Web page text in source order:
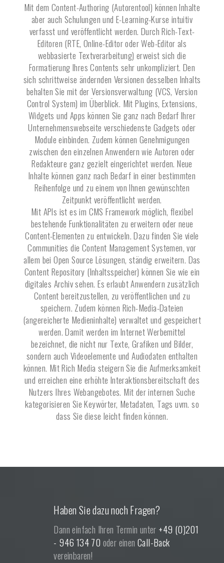
Mit dem Content-Authoring (Autorentool) können Inhalte
aber auch Schulungen und E-Learning-Kurse intuitiv
verfasst und veröffentlicht werden. Durch Rich-Text-
Editoren (RTE, Online-Editor oder Web-Editor als
webbasierte Textverarbeitung) erweist sich die
Formatierung Ihres Contents sehr unkompliziert. Den
sich schrittweise ändernden Versionen desselben Inhalts
behalten Sie mit der Versionsverwaltung (VCS, Version
Control System) im Überblick. Mit Plugins, Extensions,
Widgets und Apps können Sie ganz nach Bedarf Ihrer
Unternehmenswebseite verschiedenste Gadgets oder
Module einbinden. Zudem können Genehmigungen
zwischen den einzelnen Anwendern wie Autoren oder
Redakteure ganz gezielt eingerichtet werden. Neue
Inhalte können ganz nach Bedarf in einer bestimmten
Reihenfolge und zu einem von Ihnen gewünschten
Zeitpunkt veröffentlicht werden.
Mit APIs ist es im CMS Framework möglich, flexibel
bestehende Funktionalitäten zu erweitern oder neue
Content-Elementen zu entwickeln. Dazu finden Sie viele
Communities die Content Management Systemen, vor
allem bei Open Source Lösungen, ständig erweitern. Das
Content Repository (Inhaltsspeicher) können Sie wie ein
digitales Archiv sehen. Es erlaubt Anwendern zusätzlich
Content bereitzustellen, zu veröffentlichen und zu
speichern. Zudem können Rich-Media-Dateien
(angereicherte Medieninhalte) verwaltet und gespeichert
werden. Damit werden im Internet Werbemittel
bezeichnet, die nicht nur Texte, Grafiken und Bilder,
sondern auch Videoelemente und Audiodaten enthalten
können. Mit Rich Media steigern Sie die Aufmerksamkeit
und erreichen eine erhöhte Interaktionsbereitschaft des
Nutzers Ihres Webangebotes. Mit der internen Suche
kategorisieren Sie Keywörter, Metadaten, Tags uvm. so
dass Sie diese leicht finden können.
Haben Sie dazu noch Fragen?
Dann einfach Ihren Termin unter +49 (0)201
- 946 134 70 oder einen Call-Back
vereinbaren!